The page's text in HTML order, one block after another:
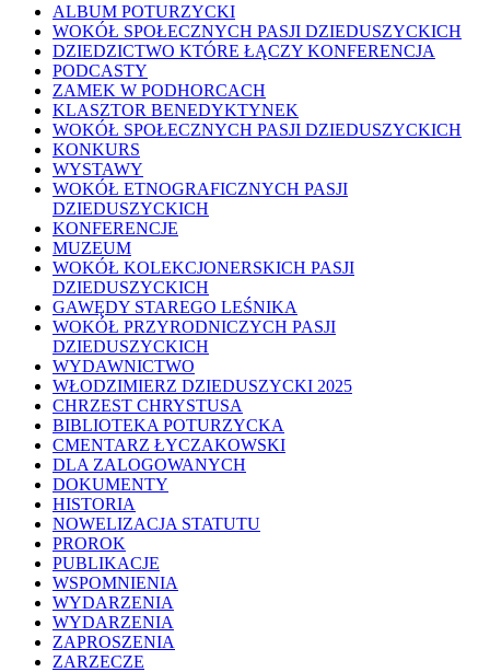
ALBUM POTURZYCKI
WOKÓŁ SPOŁECZNYCH PASJI DZIEDUSZYCKICH
DZIEDZICTWO KTÓRE ŁĄCZY KONFERENCJA
PODCASTY
ZAMEK W PODHORCACH
KLASZTOR BENEDYKTYNEK
WOKÓŁ SPOŁECZNYCH PASJI DZIEDUSZYCKICH
KONKURS
WYSTAWY
WOKÓŁ ETNOGRAFICZNYCH PASJI
DZIEDUSZYCKICH
KONFERENCJE
MUZEUM
WOKÓŁ KOLEKCJONERSKICH PASJI
DZIEDUSZYCKICH
GAWĘDY STAREGO LEŚNIKA
WOKÓŁ PRZYRODNICZYCH PASJI
DZIEDUSZYCKICH
WYDAWNICTWO
WŁODZIMIERZ DZIEDUSZYCKI 2025
CHRZEST CHRYSTUSA
BIBLIOTEKA POTURZYCKA
CMENTARZ ŁYCZAKOWSKI
DLA ZALOGOWANYCH
DOKUMENTY
HISTORIA
NOWELIZACJA STATUTU
PROROK
PUBLIKACJE
WSPOMNIENIA
WYDARZENIA
WYDARZENIA
ZAPROSZENIA
ZARZECZE